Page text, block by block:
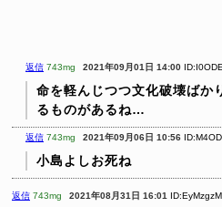
返信 743mg 2021年09月01日 14:00
命を軽んじつつ文化破壊ばか
るものがあるね…
返信 743mg 2021年09月06日 10:56
小島よしお死ね
返信 743mg 2021年08月31日 16:01